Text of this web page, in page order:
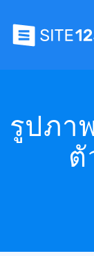
รูปภา
ตั